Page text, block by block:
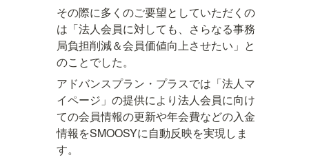
その際に多くのご要望としていただくの
は「法人会員に対しても、さらなる事務
局負担削減＆会員価値向上させたい」と
のことでした。
アドバンスプラン・プラスでは「法人マ
イページ」の提供により法人会員に向け
ての会員情報の更新や年会費などの入金
情報をSMOOSYに自動反映を実現しま
す。